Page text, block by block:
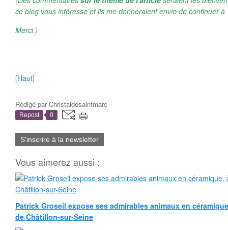
ce blog vous intéresse et ils me donneraient envie de continuer
Merci.)
[Haut]
Rédigé parChristaldesaintmarc
Repost 0
S'inscrire à la newsletter
Vous aimerez aussi :
Patrick Groseil expose ses admirables animaux en
de Châtillon-sur-Seine